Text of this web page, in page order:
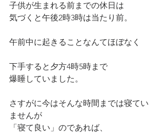
子供が生まれる前までの休日は
気づくと午後2時3時は当たり前。
午前中に起きることなんてほぼなく
下手すると夕方4時5時まで
爆睡していました。
さすがに今はそんな時間までは寝てい
ませんが
「寝て良い」のであれば、